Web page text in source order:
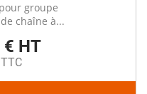
groupe
chaîne à...
HT